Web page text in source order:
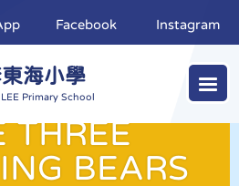
海小學
Primary School
Facebook Instagram
AND
THREE
BEARS